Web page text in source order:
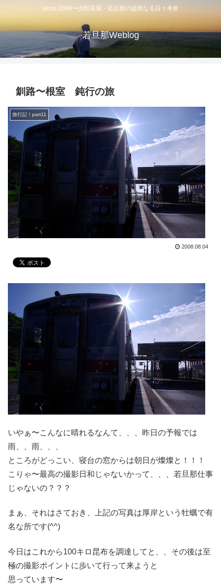
since 2004〜次郎長屋・若旦那の徒然なる日々考察
若旦那Weblog
釧路〜根室 鈍行の旅
旅行記！part11
2008.08.04
いやぁ〜こんなに晴れるなんて、、、昨日の予報では
雨、、雨、、、
ところがどっこい、寝台の窓からは朝日が燦燦と！！！
こりゃ〜最高の撮影日和じゃないかって、、、若旦那仕事
じゃないの？？？
まぁ、それはさておき、上記の写真は厚岸という牡蠣で有
名な所です(^^)
今日はこれから100キロ昆布を調達してと、、その後は至
極の撮影ポイントに歩いて行って来ようと
思っています〜